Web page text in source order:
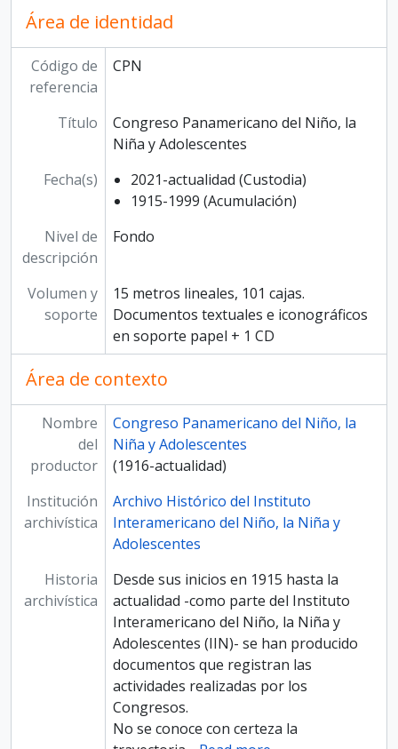
Área de identidad
Código de
referencia
CPN
Título
Congreso Panamericano del Niño, la
Niña y Adolescentes
Fecha(s)
2021-actualidad (Custodia)
1915-1999 (Acumulación)
Nivel de
descripción
Fondo
Volumen y
soporte
15 metros lineales, 101 cajas.
Documentos textuales e iconográficos
en soporte papel + 1 CD
Área de contexto
Nombre
del
productor
Congreso Panamericano del Niño, la
Niña y Adolescentes
(1916-actualidad)
Institución
archivística
Archivo Histórico del Instituto
Interamericano del Niño, la Niña y
Adolescentes
Historia
archivística
Desde sus inicios en 1915 hasta la
actualidad -como parte del Instituto
Interamericano del Niño, la Niña y
Adolescentes (IIN)- se han producido
documentos que registran las
actividades realizadas por los
Congresos.
No se conoce con certeza la